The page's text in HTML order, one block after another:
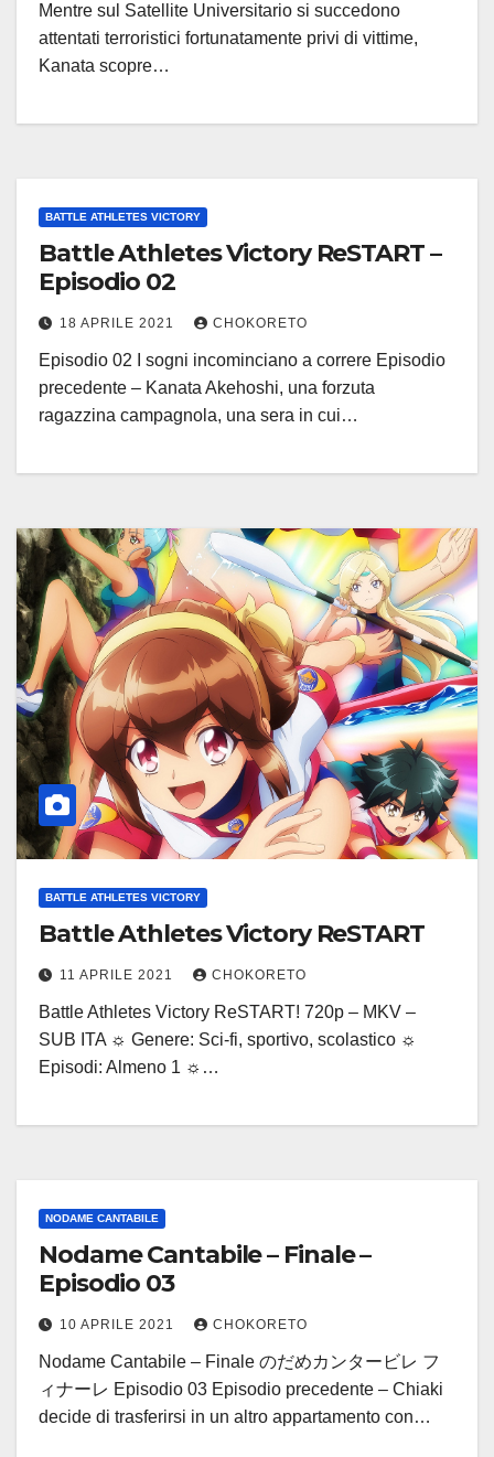
Mentre sul Satellite Universitario si succedono
attentati terroristici fortunatamente privi di vittime,
Kanata scopre…
BATTLE ATHLETES VICTORY
Battle Athletes Victory ReSTART –
Episodio 02
18 APRILE 2021 CHOKORETO
Episodio 02 I sogni incominciano a correre Episodio
precedente – Kanata Akehoshi, una forzuta
ragazzina campagnola, una sera in cui…
BATTLE ATHLETES VICTORY
Battle Athletes Victory ReSTART
11 APRILE 2021 CHOKORETO
Battle Athletes Victory ReSTART! 720p – MKV –
SUB ITA ☼ Genere: Sci-fi, sportivo, scolastico ☼
Episodi: Almeno 1 ☼…
NODAME CANTABILE
Nodame Cantabile – Finale –
Episodio 03
10 APRILE 2021 CHOKORETO
Nodame Cantabile – Finale のだめカンタービレ フ
ィナーレ Episodio 03 Episodio precedente – Chiaki
decide di trasferirsi in un altro appartamento con…